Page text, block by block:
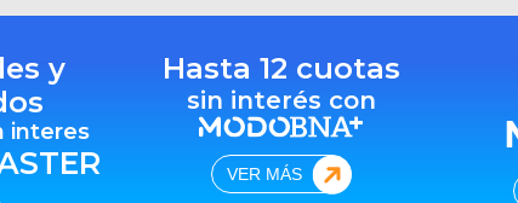
y
interes
Hasta 12 cuotas
sin interés con
VER MÁS